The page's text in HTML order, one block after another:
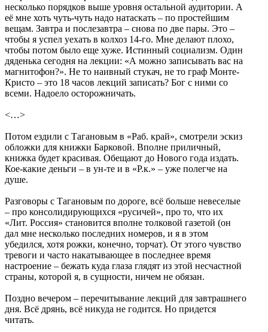
несколько порядков выше уровня остальной аудитории. А
её мне хоть чуть-чуть надо натаскать – по простейшим
вещам. Завтра и послезавтра – снова по две пары. Это –
чтобы я успел уехать в колхоз 14-го. Мне делают плохо,
чтобы потом было еще хуже. Истинный социализм. Один
дяденька сегодня на лекции: «А можно записывать вас на
магнитофон?». Не то наивный стукач, не то граф Монте-
Кристо – это 18 часов лекций записать? Бог с ними со
всеми. Надоело осторожничать.
<…>
Потом ездили с Тагановым в «Раб. край», смотрели эскиз
обложки для книжки Барковой. Вполне приличный,
книжка будет красивая. Обещают до Нового года издать.
Кое-какие деньги – в ун-те и в «Р.к.» – уже полегче на
душе.
Разговоры с Тагановым по дороге, всё больше невеселые
– про консолидирующихся «русичей», про то, что их
«Лит. Россия» становится вполне толковой газетой (он
дал мне несколько последних номеров, и я в этом
убедился, хотя рожки, конечно, торчат). От этого чувство
тревоги и часто накатывающее в последнее время
настроение – бежать куда глаза глядят из этой несчастной
страны, которой я, в сущности, ничем не обязан.
Поздно вечером – перечитывание лекций для завтрашнего
дня. Всё дрянь, всё никуда не годится. Но придется
читать.